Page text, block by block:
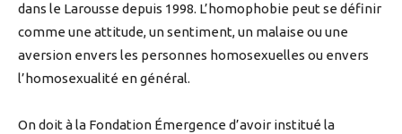
dans le Larousse depuis 1998. L’homophobie peut se définir
comme une attitude, un sentiment, un malaise ou une
aversion envers les personnes homosexuelles ou envers
l’homosexualité en général.
On doit à la Fondation Émergence d’avoir institué la